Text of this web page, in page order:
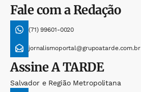
Fale com a Redação
(71) 99601-0020
jornalismoportal@grupoatarde.com.br
AssineA TARDE
Salvador e Região Metropolitana